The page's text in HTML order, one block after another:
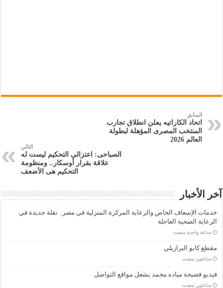
السابق
اتحاد الكاراتيه يعلن انطلاق تجارب
المنتخب المصرى المؤهلة لبطولة
العالم 2026
التالي
الصباحى: اعتزالى التحكيم ليست له
علاقة بقرار أوسكار.. ومنظومة
التحكيم هى الأضعف
آخر الأخبار
خدمات الإسعاف الخاص والرعاية المركزة المنزلية في مصر.. نقلة جديدة في
الرعاية الصحية العاجلة
‏ساعة واحدة مضت
مقطع كايو البرازيلي
‏ساعتين مضت
فيديو فضيحة مياده محمد يشعل مواقع التواصل
‏ساعتين مضت